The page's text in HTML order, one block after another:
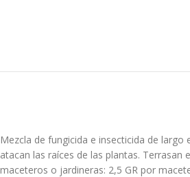
Mezcla de fungicida e insecticida de
atacan las raíces de las plantas.
maceteros o jardineras: 2,5 GR por